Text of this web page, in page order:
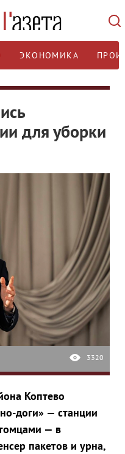
ЭКОНОМИКА
для уборки
3320
Коптево
доги» — станции
— в
пакетов и урна,